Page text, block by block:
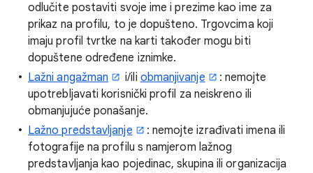
odlučite postaviti svoje ime i prezime kao ime za
prikaz na profilu, to je dopušteno. Trgovcima koji
imaju profil tvrtke na karti također mogu biti
dopuštene određene iznimke.
Lažni angažman
i/ili obmanjivanje
: nemojte
upotrebljavati korisnički profil za neiskreno ili
obmanjujuće ponašanje.
Lažno predstavljanje
: nemojte izrađivati imena ili
fotografije na profilu s namjerom lažnog
predstavljanja kao pojedinac, skupina ili organizacija